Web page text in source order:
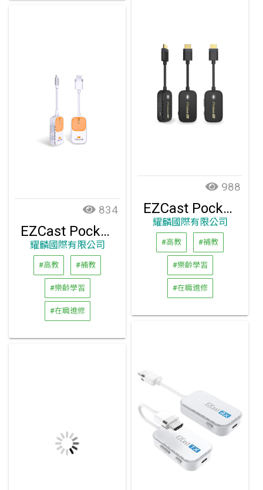
988
EZCast Pocket Prime (1T2R)無線投影套組
耀麟國際有限公司
#高教 #補教
#樂齡學習
#在職進修
834
EZCast Pocket Plus 無線投影傳輸器套組
耀麟國際有限公司
#高教 #補教
#樂齡學習
#在職進修